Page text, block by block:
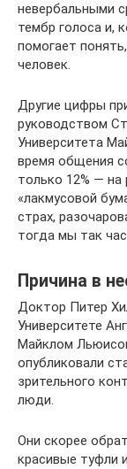
невербальными
тембр голоса и,
помогает
человек.
Другие цифры
руководством
Университета
время общения
только 12% — на
«лакмусовой
страх,
тогда мы так
Причина в
Доктор Питер
Университете
Майклом
опубликовали
зрительного
люди.
Они скорее
красивые туфли